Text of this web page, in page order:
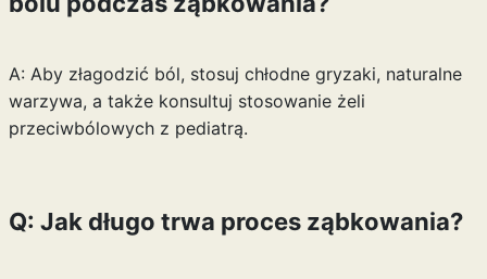
A: Aby złagodzić ból, stosuj chłodne gryzaki, naturalne
warzywa, a także konsultuj stosowanie żeli
przeciwbólowych z pediatrą.
Q: Jak długo trwa proces ząbkowania?